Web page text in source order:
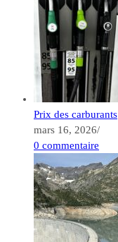
Prix des carburants
mars 16, 2026/
0 commentaire